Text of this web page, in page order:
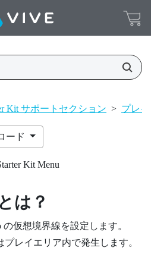
Kit サポートセクション > プレ
ード
Kit Menu
とは？
の仮想境界線を設定します。
プレイエリア内で発生します。